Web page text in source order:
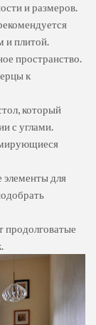
и размеров.
и плитой.
пространство.
к
который
с углами.
для
продолговатые